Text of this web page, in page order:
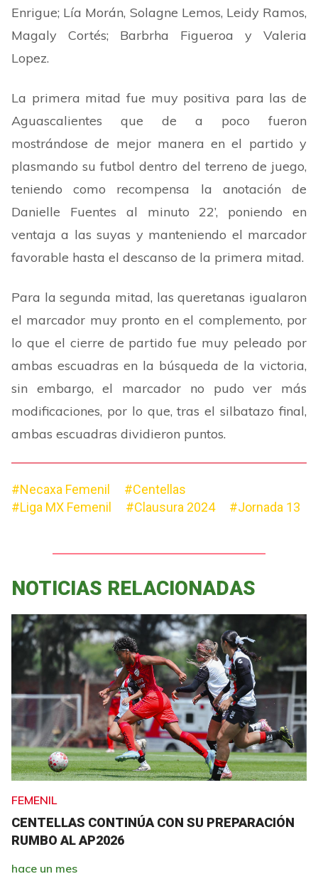
Enrigue; Lía Morán, Solagne Lemos, Leidy Ramos,
Magaly Cortés; Barbrha Figueroa y Valeria
Lopez.
La primera mitad fue muy positiva para las de
Aguascalientes que de a poco fueron
mostrándose de mejor manera en el partido y
plasmando su futbol dentro del terreno de juego,
teniendo como recompensa la anotación de
Danielle Fuentes al minuto 22’, poniendo en
ventaja a las suyas y manteniendo el marcador
favorable hasta el descanso de la primera mitad.
Para la segunda mitad, las queretanas igualaron
el marcador muy pronto en el complemento, por
lo que el cierre de partido fue muy peleado por
ambas escuadras en la búsqueda de la victoria,
sin embargo, el marcador no pudo ver más
modificaciones, por lo que, tras el silbatazo final,
ambas escuadras dividieron puntos.
#Necaxa Femenil
#Centellas
#Liga MX Femenil
#Clausura 2024 #Jornada 13
NOTICIAS RELACIONADAS
FEMENIL
CENTELLAS CONTINÚA CON SU PREPARACIÓN
RUMBO AL AP2026
hace un mes